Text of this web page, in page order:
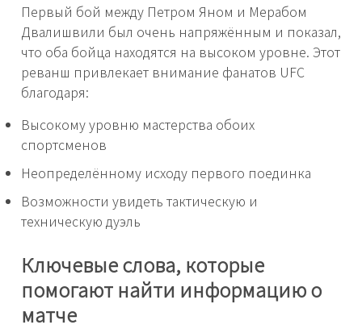
Первый бой между Петром Яном и Мерабом
Двалишвили был очень напряжённым и показал,
что оба бойца находятся на высоком уровне. Этот
реванш привлекает внимание фанатов UFC
благодаря:
Высокому уровню мастерства обоих
спортсменов
Неопределённому исходу первого поединка
Возможности увидеть тактическую и
техническую дуэль
Ключевые слова, которые
помогают найти информацию о
матче